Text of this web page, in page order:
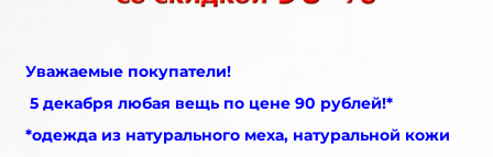
Уважаемые покупатели!
5 декабря любая вещь по цене 90 рублей!*
*одежда из натурального меха, натуральной кожи